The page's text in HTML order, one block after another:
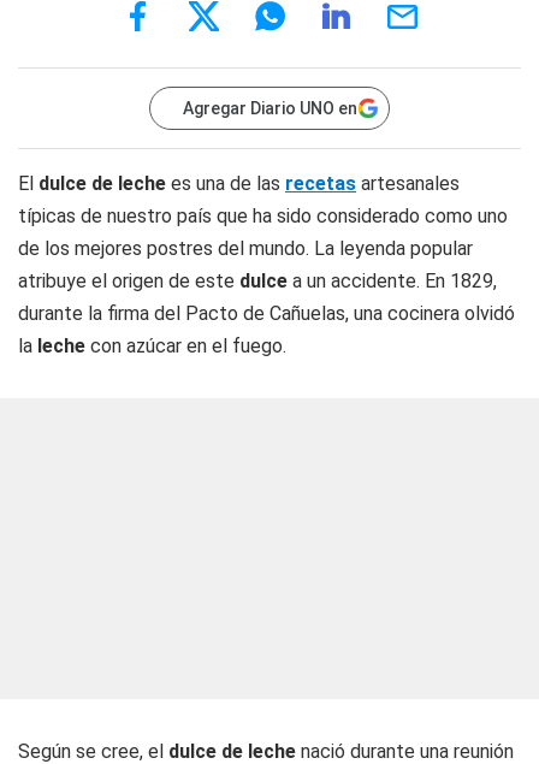
Agregar Diario UNO en
El dulce de leche es una de las recetas artesanales
típicas de nuestro país que ha sido considerado como uno
de los mejores postres del mundo. La leyenda popular
atribuye el origen de este dulce a un accidente. En 1829,
durante la firma del Pacto de Cañuelas, una cocinera olvidó
la leche con azúcar en el fuego.
Según se cree, el dulce de leche nació durante una reunión